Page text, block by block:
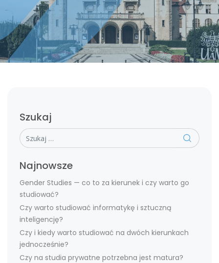
Szukaj
Szukaj
Najnowsze
Gender Studies — co to za kierunek i czy warto go
studiować?
Czy warto studiować informatykę i sztuczną
inteligencję?
Czy i kiedy warto studiować na dwóch kierunkach
jednocześnie?
Czy na studia prywatne potrzebna jest matura?